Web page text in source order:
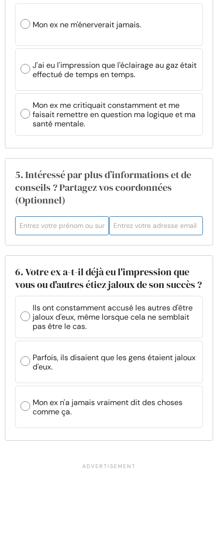
Mon ex ne m'énerverait jamais.
J'ai eu l'impression que l'éclairage au gaz était
effectué de temps en temps.
Mon ex me critiquait constamment et me
faisait remettre en question ma logique et ma
santé mentale.
5. Intéressé par plus d’informations et de
conseils ? Partagez vos coordonnées
(Optionnel)
6. Votre ex a-t-il déjà eu l'impression que
vous ou d'autres étiez jaloux de son succès ?
Ils ont constamment accusé les autres d'être
jaloux d'eux, même lorsque cela ne semblait
pas être le cas.
Parfois, ils disaient que les gens étaient jaloux
d'eux.
Mon ex n'a jamais vraiment dit des choses
comme ça.